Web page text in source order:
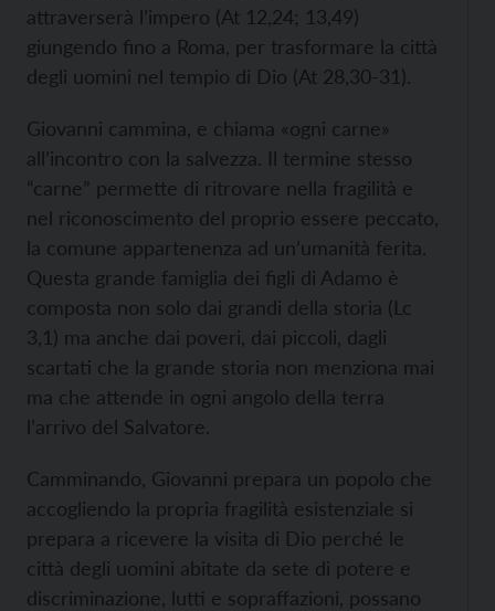
attraverserà l’impero (At 12,24; 13,49)
giungendo fino a Roma, per trasformare la città
degli uomini nel tempio di Dio (At 28,30-31).
Giovanni cammina, e chiama «ogni carne»
all’incontro con la salvezza. Il termine stesso
“carne” permette di ritrovare nella fragilità e
nel riconoscimento del proprio essere peccato,
la comune appartenenza ad un’umanità ferita.
Questa grande famiglia dei figli di Adamo è
composta non solo dai grandi della storia (Lc
3,1) ma anche dai poveri, dai piccoli, dagli
scartati che la grande storia non menziona mai
ma che attende in ogni angolo della terra
l’arrivo del Salvatore.
Camminando, Giovanni prepara un popolo che
accogliendo la propria fragilità esistenziale si
prepara a ricevere la visita di Dio perché le
città degli uomini abitate da sete di potere e
discriminazione, lutti e sopraffazioni, possano